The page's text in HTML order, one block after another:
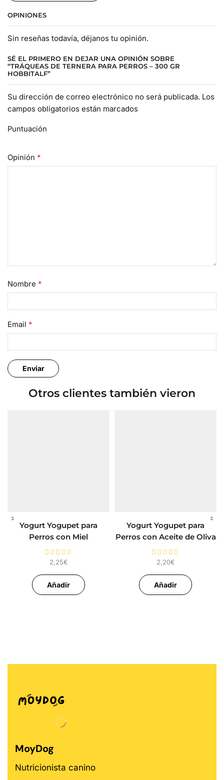
OPINIONES
Sin reseñas todavía, déjanos tu opinión.
SÉ EL PRIMERO EN DEJAR UNA OPINIÓN SOBRE
“TRÁQUEAS DE TERNERA PARA PERROS – 300 GR
HOBBITALF”
Su dirección de correo electrónico no será publicada. Los
campos obligatorios están marcados
Puntuación
Opinión *
Nombre *
Email *
Otros clientes también vieron
Yogurt Yogupet para
Perros con Miel
2,25€
Añadir
Yogurt Yogupet para
Perros con Aceite de Oliva
2,20€
Añadir
MoyDog
Nutricionista canino